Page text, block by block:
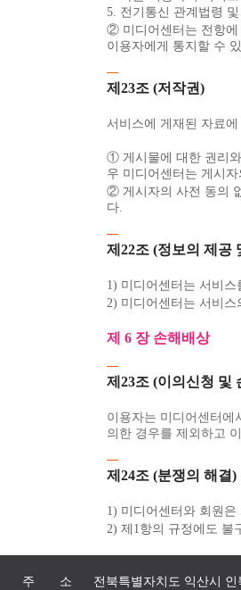
5. 전기통신 관계법령
② 미디어센터는 전항에
이용자에게 통지할 수
제23조 (저작권)
서비스에 게재된 자료
① 게시물에 대한 권리
우 미디어센터는 게시
② 게시자의 사전 동의
다.
제22조 (정보의 제공
1) 미디어센터는 서비
2) 미디어센터는 서비
제 6 장 손해배상
제23조 (이의신청 및
이용자는 미디어센터에
의한 경우를 제외하고
제24조 (분쟁의 해결)
1) 미디어센터와 회원
2) 제1항의 규정에도 불
주 소
전북특별자치도 익산시 인